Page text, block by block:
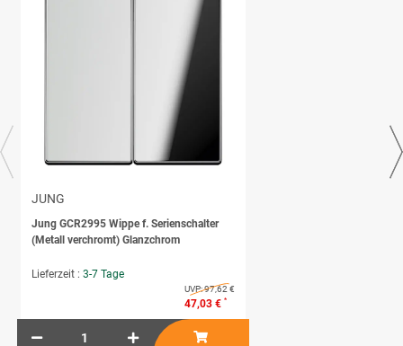
JUNG
Jung GCR2995 Wippe f. Serienschalter
(Metall verchromt) Glanzchrom
Lieferzeit : 3-7 Tage
UVP:97,62 €
47,03 € *